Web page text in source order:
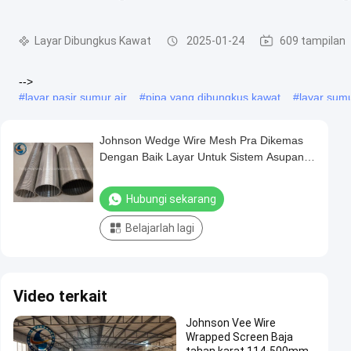
Layar Dibungkus Kawat 2025-01-24 609 tampilan
-->
#layar pasir sumur air #pipa yang dibungkus kawat #layar
kawat ... Lihat Lebih Banyak
Pesan dari pengunjung
Belum ada komentar publik
Johnson Wedge Wire Mesh Pra Dikemas
Dengan Baik Layar Untuk Sistem Asupan
Hubungi sekarang
Belajarlah lagi
Video terkait
Johnson Vee Wire
Wrapped Screen Baja